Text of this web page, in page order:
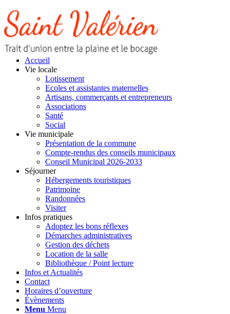
Accueil
Vie locale
Lotissement
Ecoles et assistantes maternelles
Artisans, commerçants et entrepreneurs
Associations
Santé
Social
Vie municipale
Présentation de la commune
Compte-rendus des conseils municipaux
Conseil Municipal 2026-2033
Séjourner
Hébergements touristiques
Patrimoine
Randonnées
Visiter
Infos pratiques
Adoptez les bons réflexes
Démarches administratives
Gestion des déchets
Location de la salle
Bibliothèque / Point lecture
Infos et Actualités
Contact
Horaires d’ouverture
Évènements
Menu Menu